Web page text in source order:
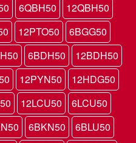
6QBH50
12QBH50
12PTO50
6BGG50
6BDH50
12BDH50
12PYN50
12HDG50
12LCU50
6LCU50
6BKN50
6BLU50